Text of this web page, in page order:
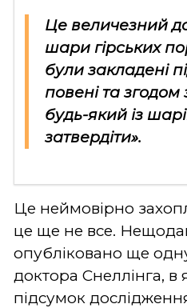
Це величезний
шари гірських
були закладені
повені та згодом
будь-який із
затвердіти».
Це неймовірно
це ще не все.
опубліковано ще
доктора Снеллінга, в
підсумок